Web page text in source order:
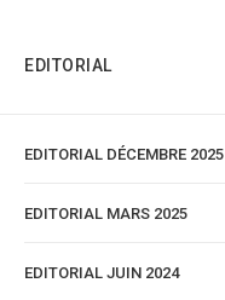
EDITORIAL
EDITORIAL DÉCEMBRE 2025
EDITORIAL MARS 2025
EDITORIAL JUIN 2024